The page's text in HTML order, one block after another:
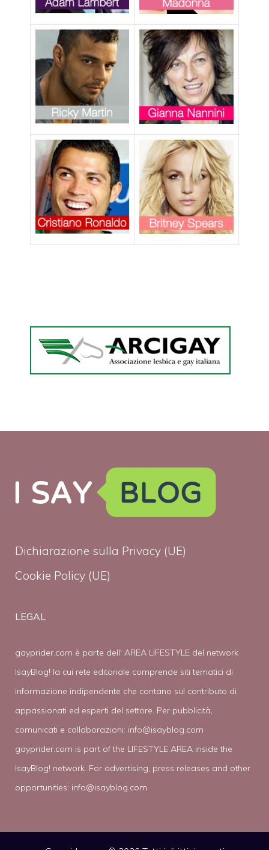
Dichiarazione sulla Privacy (UE)
Cookie Policy (UE)
LEGAL
gayprider.com è parte dell' AREA LIFESTYLE del network
IsayBlog! la cui rete editoriale comprende siti tematici di
informazione indipendente che contano sul contributo di
appassionati ed esperti del settore. Per pubblicità,
comunicati e collaborazioni: info@isayblog.com
gayprider.com is part of the LIFESTYLE AREA inside the
IsayBlog! network. For advertising, press releases and other
opportunities: info@isayblog.com